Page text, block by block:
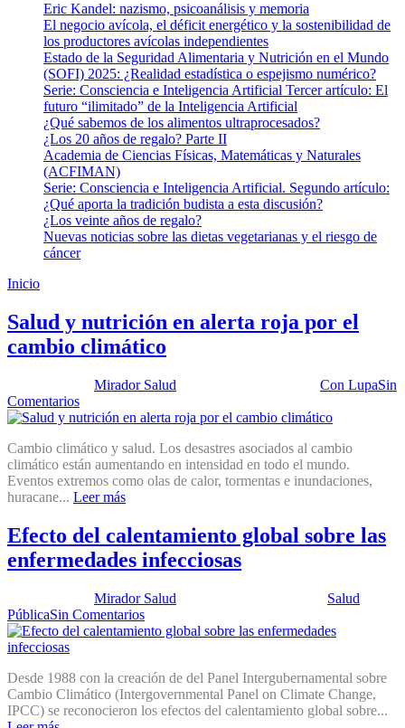
Eric Kandel: nazismo, psicoanálisis y memoria
El negocio avícola, el déficit energético y la sostenibilidad de
los productores avícolas independientes
Estado de la Seguridad Alimentaria y Nutrición en el Mundo
(SOFI) 2025: ¿Realidad estadística o espejismo numérico?
Serie: Consciencia e Inteligencia Artificial Tercer artículo: El
futuro “ilimitado” de la Inteligencia Artificial
¿Qué sabemos de los alimentos ultraprocesados?
¿Los 20 años de regalo? Parte II
Academia de Ciencias Físicas, Matemáticas y Naturales
(ACFIMAN)
Serie: Consciencia e Inteligencia Artificial. Segundo artículo:
¿Qué aporta la tradición budista a esta discusión?
¿Los veinte años de regalo?
Nuevas noticias sobre las dietas vegetarianas y el riesgo de
cáncer
Inicio
Salud y nutrición en alerta roja por el
cambio climático
Mirador Salud Con LupaSin
Comentarios
Cambio climático y salud. Los desastres asociados al cambio
climático están aumentando en intensidad en todo el mundo.
Eventos extremos como olas de calor, tormentas e inundaciones,
huracane... Leer más
Efecto del calentamiento global sobre las
enfermedades infecciosas
Mirador Salud
Salud
PúblicaSin Comentarios
Desde 1988 con la creación de del Panel Intergubernamental sobre
Cambio Climático (Intergovernmental Panel on Climate Change,
IPCC) se reconocieron los efectos del calentamiento global sobre...